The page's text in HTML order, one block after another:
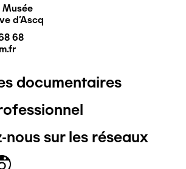
Musée
d'Ascq
68
documentaires
nous sur les réseaux